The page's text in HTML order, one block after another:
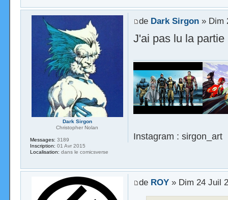
de Dark Sirgon» Dim
J'ai pas lu la
Instagram : sirgon_art
Dark Sirgon
Christopher Nolan
Messages: 3189
Inscription: 01 Avr 2015
Localisation: dans le comicsverse
de ROY» Dim 24 Juil